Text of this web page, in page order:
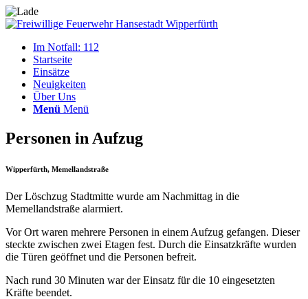
Im Notfall: 112
Startseite
Einsätze
Neuigkeiten
Über Uns
Menü Menü
Personen in Aufzug
Wipperfürth, Memellandstraße
Der Löschzug Stadtmitte wurde am Nachmittag in die
Memellandstraße alarmiert.
Vor Ort waren mehrere Personen in einem Aufzug gefangen. Dieser
steckte zwischen zwei Etagen fest. Durch die Einsatzkräfte wurden
die Türen geöffnet und die Personen befreit.
Nach rund 30 Minuten war der Einsatz für die 10 eingesetzten
Kräfte beendet.